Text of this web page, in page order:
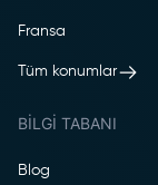
Fransa
Tüm konumlar
BILGI TABANI
Blog